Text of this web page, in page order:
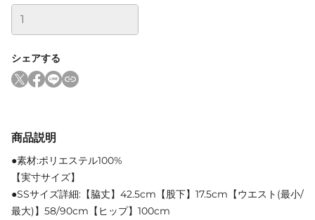
シェアする
商品説明
●素材:ポリエステル100%
【実寸サイズ】
●SSサイズ詳細:【脇丈】42.5cm【股下】17.5cm【ウエスト(最小/
最大)】58/90cm【ヒップ】100cm